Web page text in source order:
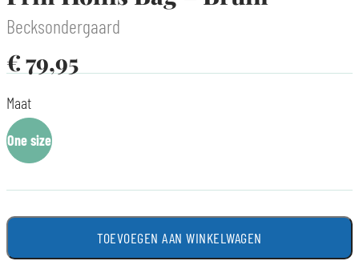
Becksondergaard
€79,95
Maat
One size
TOEVOEGEN AAN WINKELWAGEN